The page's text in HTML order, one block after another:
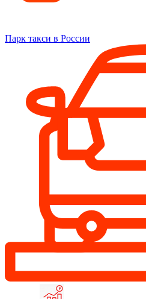
Парк такси в России